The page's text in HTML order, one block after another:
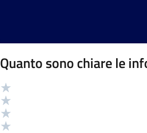
Quanto sono chiare le
Valutazione